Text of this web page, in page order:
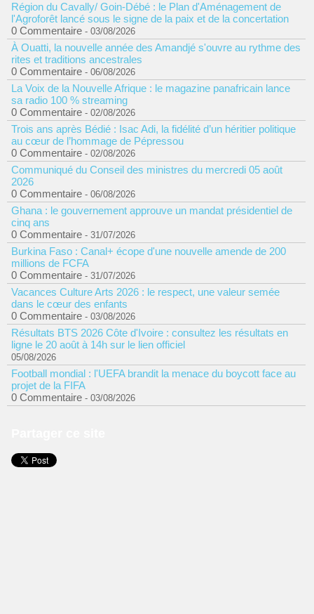
Région du Cavally/ Goin-Débé : le Plan d'Aménagement de
l'Agroforêt lancé sous le signe de la paix et de la concertation
0 Commentaire - 03/08/2026
À Ouatti, la nouvelle année des Amandjé s'ouvre au rythme des
rites et traditions ancestrales
0 Commentaire - 06/08/2026
La Voix de la Nouvelle Afrique : le magazine panafricain lance
sa radio 100 % streaming
0 Commentaire - 02/08/2026
Trois ans après Bédié : Isac Adi, la fidélité d’un héritier politique
au cœur de l’hommage de Pépressou
0 Commentaire - 02/08/2026
Communiqué du Conseil des ministres du mercredi 05 août
2026
0 Commentaire - 06/08/2026
Ghana : le gouvernement approuve un mandat présidentiel de
cinq ans
0 Commentaire - 31/07/2026
Burkina Faso : Canal+ écope d'une nouvelle amende de 200
millions de FCFA
0 Commentaire - 31/07/2026
Vacances Culture Arts 2026 : le respect, une valeur semée
dans le cœur des enfants
0 Commentaire - 03/08/2026
Résultats BTS 2026 Côte d'Ivoire : consultez les résultats en
ligne le 20 août à 14h sur le lien officiel
05/08/2026
Football mondial : l'UEFA brandit la menace du boycott face au
projet de la FIFA
0 Commentaire - 03/08/2026